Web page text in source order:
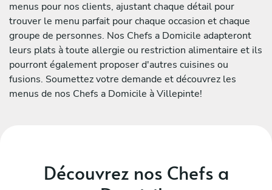
menus pour nos clients, ajustant chaque détail pour
trouver le menu parfait pour chaque occasion et chaque
groupe de personnes. Nos Chefs a Domicile adapteront
leurs plats à toute allergie ou restriction alimentaire et ils
pourront également proposer d'autres cuisines ou
fusions. Soumettez votre demande et découvrez les
menus de nos Chefs a Domicile à Villepinte!
Découvrez nos Chefs a